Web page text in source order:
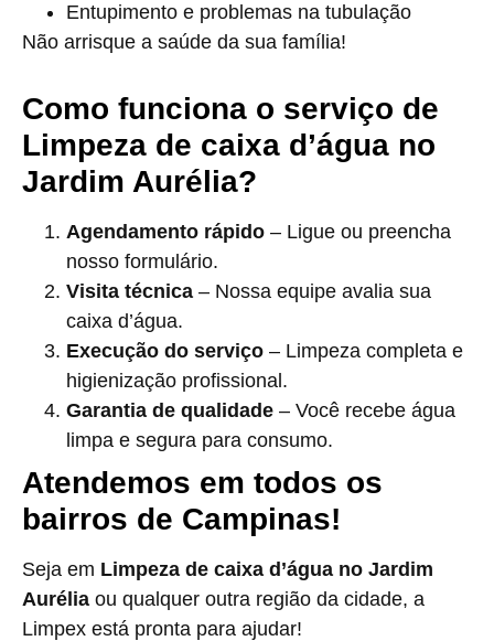
Entupimento e problemas na tubulação
Não arrisque a saúde da sua família!
Como funciona o serviço de
Limpeza de caixa d’água no
Jardim Aurélia?
Agendamento rápido – Ligue ou preencha
nosso formulário.
Visita técnica – Nossa equipe avalia sua
caixa d’água.
Execução do serviço – Limpeza completa e
higienização profissional.
Garantia de qualidade – Você recebe água
limpa e segura para consumo.
Atendemos em todos os
bairros de Campinas!
Seja em Limpeza de caixa d’água no Jardim
Aurélia ou qualquer outra região da cidade, a
Limpex está pronta para ajudar!